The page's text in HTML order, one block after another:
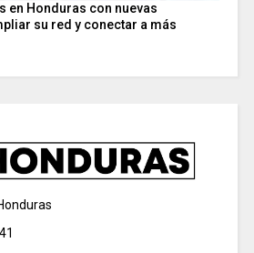
en Honduras con nuevas
su red y conectar a más